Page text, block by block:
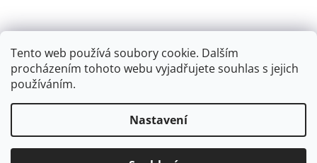
Tento web používá soubory cookie. Dalším
procházením tohoto webu vyjadřujete souhlas s jejich
používáním.
Nastavení
Copyright 2026Papírnictví dekorace. Všechna práva